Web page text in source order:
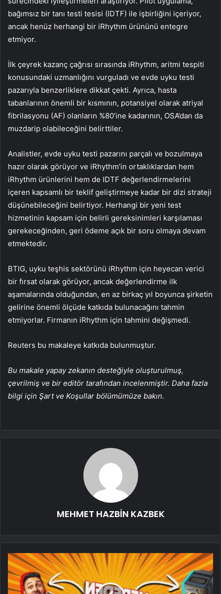
bağımsız bir tanı testi tesisi (IDTF) ile işbirliğini içeriyor,
ancak henüz herhangi bir iRhythm ürününü entegre
etmiyor.
İlk çeyrek kazanç çağrısı sırasında iRhythm, aritmi tespiti
konusundaki uzmanlığını vurguladı ve evde uyku testi
pazarıyla benzerliklere dikkat çekti. Ayrıca, hasta
tabanlarının önemli bir kısmının, potansiyel olarak atriyal
fibrilasyonu (AF) olanların %80’ine kadarının, OSA’dan da
muzdarip olabileceğini belirttiler.
Analistler, evde uyku testi pazarını parçalı ve bozulmaya
hazır olarak görüyor ve iRhythm’in ortaklıklardan hem
iRhythm ürünlerini hem de IDTF değerlendirmelerini
içeren kapsamlı bir teklif geliştirmeye kadar bir dizi strateji
düşünebileceğini belirtiyor. Herhangi bir yeni test
hizmetinin kapsam için belirli gereksinimleri karşılaması
gerekeceğinden, geri ödeme açık bir soru olmaya devam
etmektedir.
BTIG, uyku teşhis sektörünü iRhythm için heyecan verici
bir fırsat olarak görüyor, ancak değerlendirme ilk
aşamalarında olduğundan, en az birkaç yıl boyunca şirketin
gelirine önemli ölçüde katkıda bulunacağını tahmin
etmiyorlar. Firmanın iRhythm için tahmini değişmedi.
Reuters bu makaleye katkıda bulunmuştur.
Bu makale yapay zekanın desteğiyle oluşturulmuş,
çevrilmiş ve bir editör tarafından incelenmiştir. Daha fazla
bilgi için Şart ve Koşullar bölümümüze bakın.
MEHMET HAZBİN KAZBEK